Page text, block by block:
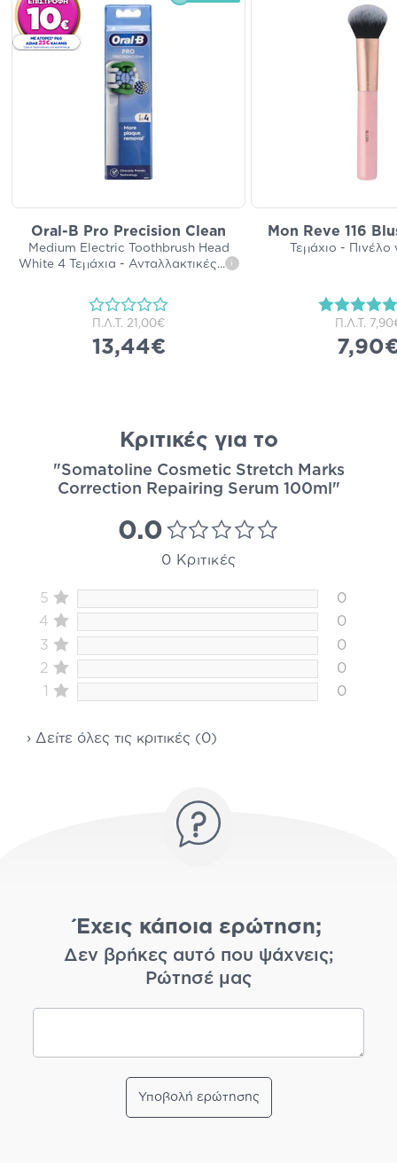
Oral-B Pro Precision Clean
Medium Electric Toothbrush Head
White 4 Τεμάχια - Ανταλλακτικές... i
Π.Λ.Τ. 21,00€
13,44€
Mon Reve 116
Τεμάχιο - Πινέλο
Π.Λ.Τ.
Κριτικές για το
"Somatoline Cosmetic Stretch Marks
Correction Repairing Serum 100ml"
0.0
0 Κριτικές
5
0
4
0
3
0
2
0
1
0
› Δείτε όλες τις κριτικές (0)
Έχεις κάποια ερώτηση;
Δεν βρήκες αυτό που ψάχνεις;
Ρώτησέ μας
Υποβολή ερώτησης